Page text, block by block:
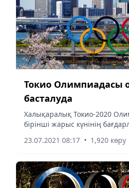
Токио Олимпиадасы
басталуда
Халықаралық Токио-2020
бірінші жарыс күнінің
Оlympic.kz-ке сілтеме жасап.
23.07.2021 08:17 • 1,920 көру